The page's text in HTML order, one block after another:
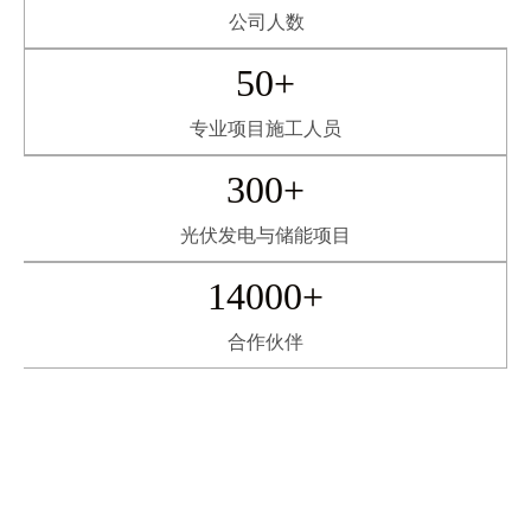
公司人数
50+
专业项目施工人员
300+
光伏发电与储能项目
14000+
合作伙伴